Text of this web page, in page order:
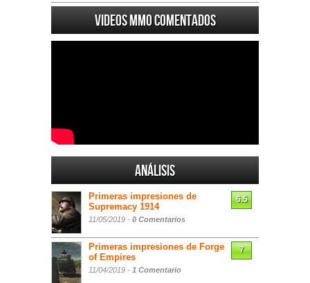
Videos MMO Comentados
Análisis
Primeras impresiones de
Supremacy 1914
11/05/2019 - 0 Comentarios
6.5
Primeras impresiones de Forge
of Empires
11/04/2019 - 1 Comentario
7